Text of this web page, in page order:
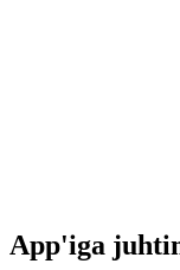
App'iga